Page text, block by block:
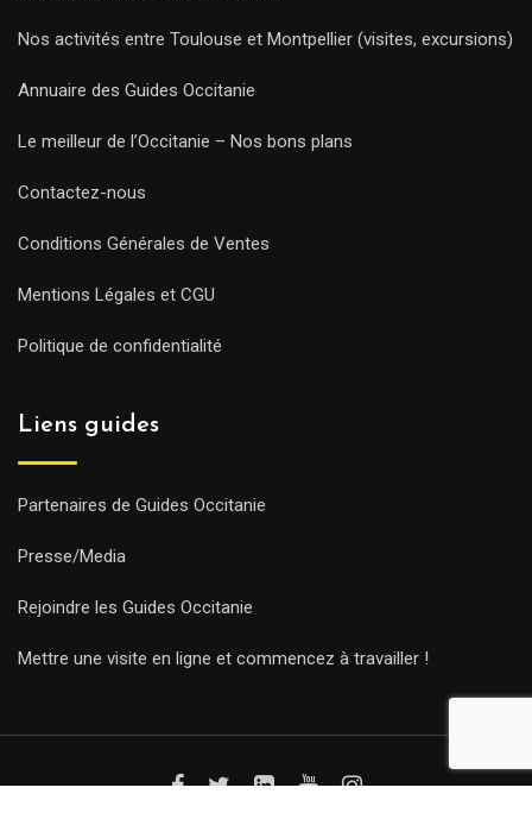
Nos activités entre Toulouse et Montpellier (visites, excursions)
Annuaire des Guides Occitanie
Le meilleur de l’Occitanie – Nos bons plans
Contactez-nous
Conditions Générales de Ventes
Mentions Légales et CGU
Politique de confidentialité
Liens guides
Partenaires de Guides Occitanie
Presse/Media
Rejoindre les Guides Occitanie
Mettre une visite en ligne et commencez à travailler !